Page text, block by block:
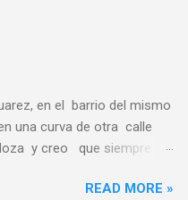
en el barrio del mismo
una curva de otra calle
y creo que siempre ha
emblematica Santos Suarez,
READ MORE »